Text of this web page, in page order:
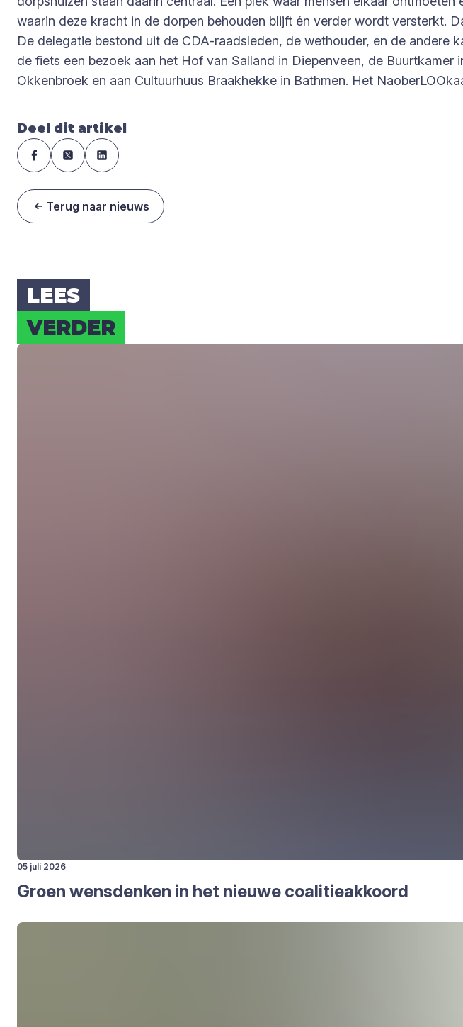
waarin deze kracht in de dorpen behouden blijft én verder wordt versterkt.
De delegatie bestond uit de CDA-raadsleden, de wethouder, en de
de fiets een bezoek aan het Hof van Salland in Diepenveen, de
Okkenbroek en aan Cultuurhuus Braakhekke in Bathmen. Het
Deel dit artikel
Terug naar nieuws
LEES
VER­DER
05 juli 2026
Groen wens­den­ken in het nieu­we coa­li­tie­ak­koord